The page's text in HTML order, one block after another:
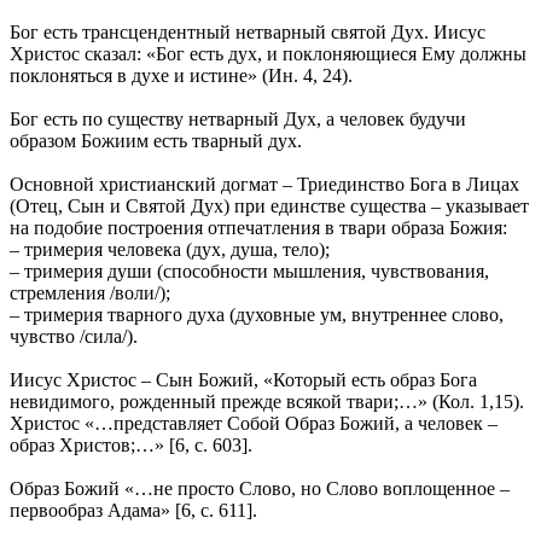
Бог есть трансцендентный нетварный святой Дух. Иисус
Христос сказал: «Бог есть дух, и поклоняющиеся Ему должны
поклоняться в духе и истине» (Ин. 4, 24).
Бог есть по существу нетварный Дух, а человек будучи
образом Божиим есть тварный дух.
Основной христианский догмат – Триединство Бога в Лицах
(Отец, Сын и Святой Дух) при единстве существа – указывает
на подобие построения отпечатления в твари образа Божия:
– тримерия человека (дух, душа, тело);
– тримерия души (способности мышления, чувствования,
стремления /воли/);
– тримерия тварного духа (духовные ум, внутреннее слово,
чувство /сила/).
Иисус Христос – Сын Божий, «Который есть образ Бога
невидимого, рожденный прежде всякой твари;…» (Кол. 1,15).
Христос «…представляет Собой Образ Божий, а человек –
образ Христов;…» [6, с. 603].
Образ Божий «…не просто Слово, но Слово воплощенное –
первообраз Адама» [6, с. 611].